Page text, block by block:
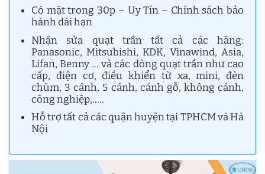
Có mặt trong 30p – Uy Tín – Chính sách bảo
hành dài hạn
Nhận sửa quạt trần tất cả các hãng:
Panasonic, Mitsubishi, KDK, Vinawind, Asia,
Lifan, Benny … và các dòng quạt trần như cao
cấp, điện cơ, điều khiển từ xa, mini, đèn
chùm, 3 cánh, 5 cánh, cánh gỗ, không cánh,
công nghiệp,…..
Hỗ trợ tất cả các quận huyện tại TPHCM và Hà
Nội